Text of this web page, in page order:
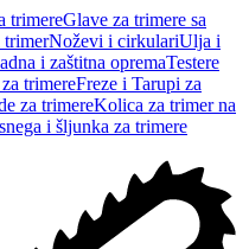
trimereGlave za trimere sa
trimerNoževi i cirkulariUlja i
i zaštitna opremaTestere
trimereFreze i Tarupi za
za trimereKolica za trimer na
i šljunka za trimere